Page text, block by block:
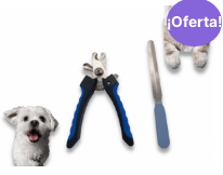
¡Oferta!